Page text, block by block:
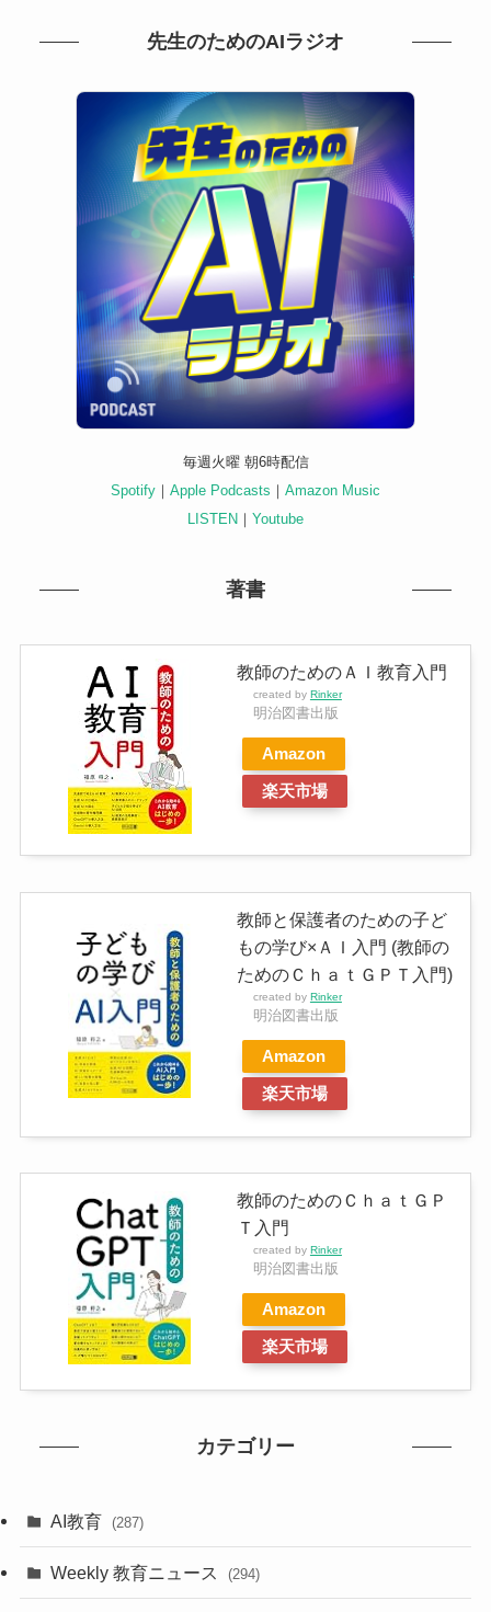
先生のためのAIラジオ
毎週火曜 朝6時配信
Spotify ｜ Apple Podcasts ｜ Amazon Music
LISTEN ｜ Youtube
著書
教師のためのＡＩ教育入門
created by Rinker
明治図書出版
Amazon
楽天市場
教師と保護者のための子ど
もの学び×ＡＩ入門 (教師の
ためのＣｈａｔＧＰＴ入門)
created by Rinker
明治図書出版
Amazon
楽天市場
教師のためのＣｈａｔＧＰ
Ｔ入門
created by Rinker
明治図書出版
Amazon
楽天市場
カテゴリー
AI教育 (287)
Weekly 教育ニュース (294)